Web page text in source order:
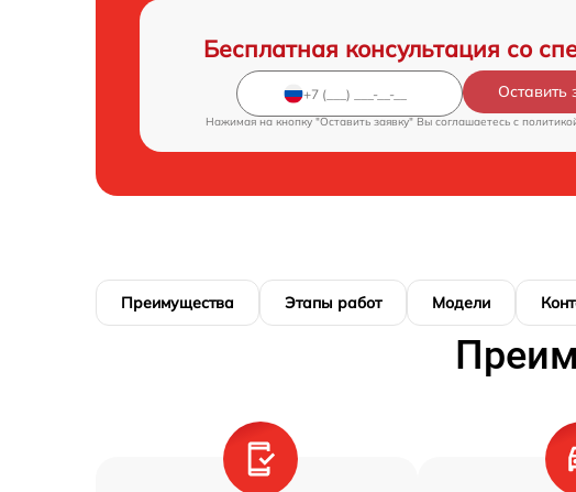
Бесплатная консультация со
Оставить
Нажимая на кнопку "Оставить заявку" Вы соглашаетесь c
Преимущества Этапы работ Модели